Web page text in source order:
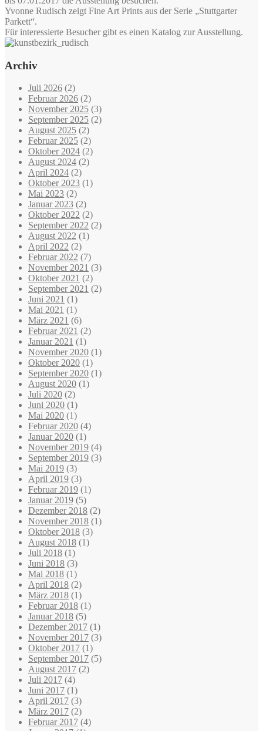
Yvonne Rudisch zeigt Fine Art Prints aus der Serie „Stuttgarter
Parkett“.
Für interessierte Besucher gibt es einen Katalog zur Ausstellung.
Archiv
Juli 2026 (2)
Februar 2026 (2)
November 2025 (3)
September 2025 (2)
August 2025 (2)
Februar 2025 (2)
Oktober 2024 (2)
August 2024 (2)
April 2024 (2)
Oktober 2023 (1)
Mai 2023 (2)
Januar 2023 (2)
Oktober 2022 (2)
September 2022 (2)
August 2022 (1)
April 2022 (2)
Februar 2022 (7)
November 2021 (3)
Oktober 2021 (2)
September 2021 (2)
Juni 2021 (1)
Mai 2021 (1)
März 2021 (6)
Februar 2021 (2)
Januar 2021 (1)
November 2020 (1)
Oktober 2020 (1)
September 2020 (1)
August 2020 (1)
Juli 2020 (2)
Juni 2020 (1)
Mai 2020 (1)
Februar 2020 (4)
Januar 2020 (1)
November 2019 (4)
September 2019 (3)
Mai 2019 (3)
April 2019 (3)
Februar 2019 (1)
Januar 2019 (5)
Dezember 2018 (2)
November 2018 (1)
Oktober 2018 (3)
August 2018 (1)
Juli 2018 (1)
Juni 2018 (3)
Mai 2018 (1)
April 2018 (2)
März 2018 (1)
Februar 2018 (1)
Januar 2018 (5)
Dezember 2017 (1)
November 2017 (3)
Oktober 2017 (1)
September 2017 (5)
August 2017 (2)
Juli 2017 (4)
Juni 2017 (1)
April 2017 (3)
März 2017 (2)
Februar 2017 (4)